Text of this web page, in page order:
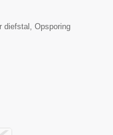
diefstal, Opsporing